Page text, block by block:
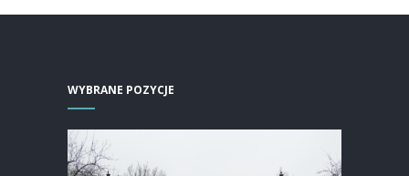
WYBRANE POZYCJE